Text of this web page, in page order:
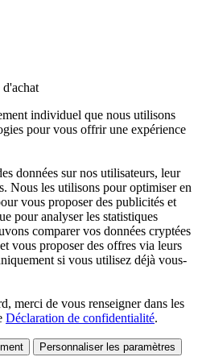
d'achat
individuel que nous utilisons
pour vous offrir une expérience
données sur nos utilisateurs, leur
Nous les utilisons pour optimiser en
vous proposer des publicités et
pour analyser les statistiques
comparer vos données cryptées
vous proposer des offres via leurs
si vous utilisez déjà vous-
merci de vous renseigner dans les
Déclaration de confidentialité.
Personnaliser les paramètres